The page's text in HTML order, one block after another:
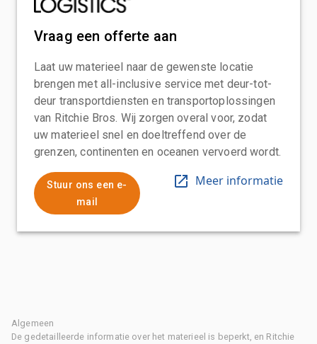
Vraag een offerte aan
Laat uw materieel naar de gewenste locatie
brengen met all-inclusive service met deur-tot-
deur transportdiensten en transportoplossingen
van Ritchie Bros. Wij zorgen overal voor, zodat
uw materieel snel en doeltreffend over de
grenzen, continenten en oceanen vervoerd wordt.
Stuur ons een e-
mail
Meer informatie
Algemeen
De gedetailleerde informatie over het materieel is beperkt, en Ritchie